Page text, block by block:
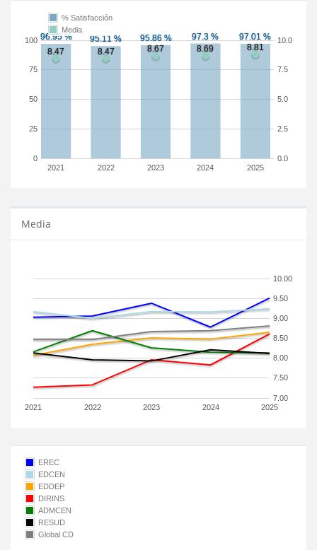
2021 2022 2023 2024 2025
0
25
50
75
100
0.0
2.5
5.0
7.5
10.0
% Satisfacción
Media
Media
2021 2022 2023 2024 2025
7.00
7.50
8.00
8.50
9.00
9.50
10.00
EREC
EDCEN
EDDEP
DIRINS
ADMCEN
RESUD
Global CD